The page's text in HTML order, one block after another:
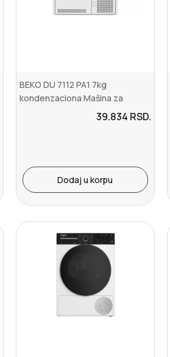
BEKO DU 7112 PA1 7kg
kondenzaciona Mašina za
39.834 RSD.
Dodaj u korpu